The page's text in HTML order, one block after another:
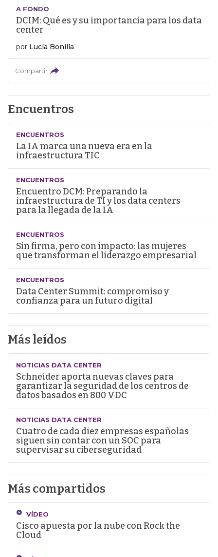
A FONDO
DCIM: Qué es y su importancia para los data
center
por Lucía Bonilla
Compartir
Encuentros
ENCUENTROS
La IA marca una nueva era en la
infraestructura TIC
ENCUENTROS
Encuentro DCM: Preparando la
infraestructura de TI y los data centers
para la llegada de la IA
ENCUENTROS
Sin firma, pero con impacto: las mujeres
que transforman el liderazgo empresarial
ENCUENTROS
Data Center Summit: compromiso y
confianza para un futuro digital
Más leídos
NOTICIAS DATA CENTER
Schneider aporta nuevas claves para
garantizar la seguridad de los centros de
datos basados en 800 VDC
NOTICIAS DATA CENTER
Cuatro de cada diez empresas españolas
siguen sin contar con un SOC para
supervisar su ciberseguridad
Más compartidos
VÍDEO
Cisco apuesta por la nube con Rock the
Cloud